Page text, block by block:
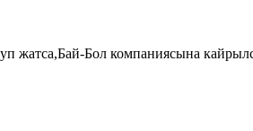
жатса,Бай-Бол компаниясына